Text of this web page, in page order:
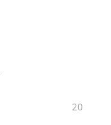
20